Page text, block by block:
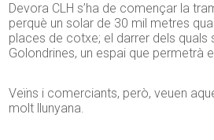
Devora CLH s’ha de començar la
perquè un solar de 30 mil metres
places de cotxe; el darrer dels quals
Golondrines, un espai que permetrà
Veïns i comerciants, però, veuen
molt llunyana.